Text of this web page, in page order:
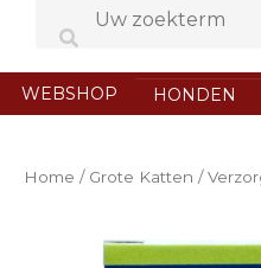
WEBSHOP HONDEN
Home / Grote Katten /